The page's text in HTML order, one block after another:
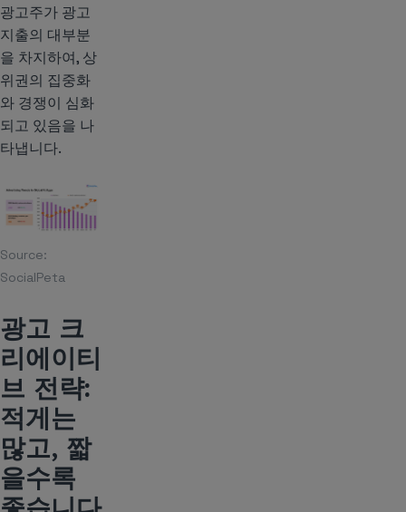
광고주가 광고
지출의 대부분
을 차지하여, 상
위권의 집중화
와 경쟁이 심화
되고 있음을 나
타냅니다.
Source:
SocialPeta
광고 크
리에이티
브 전략:
적게는
많고, 짧
을수록